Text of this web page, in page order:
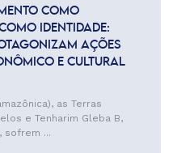
COMO
IDENTIDADE:
AÇÕES
E CULTURAL
as Terras
e Tenharim Gleba B,
sofrem ...